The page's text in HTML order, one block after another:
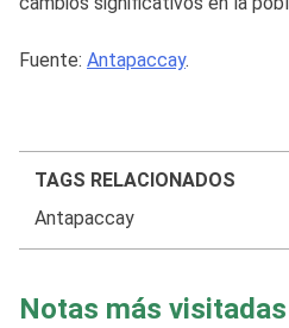
Fuente: Antapaccay.
TAGS RELACIONADOS
Antapaccay
Notas más visitadas